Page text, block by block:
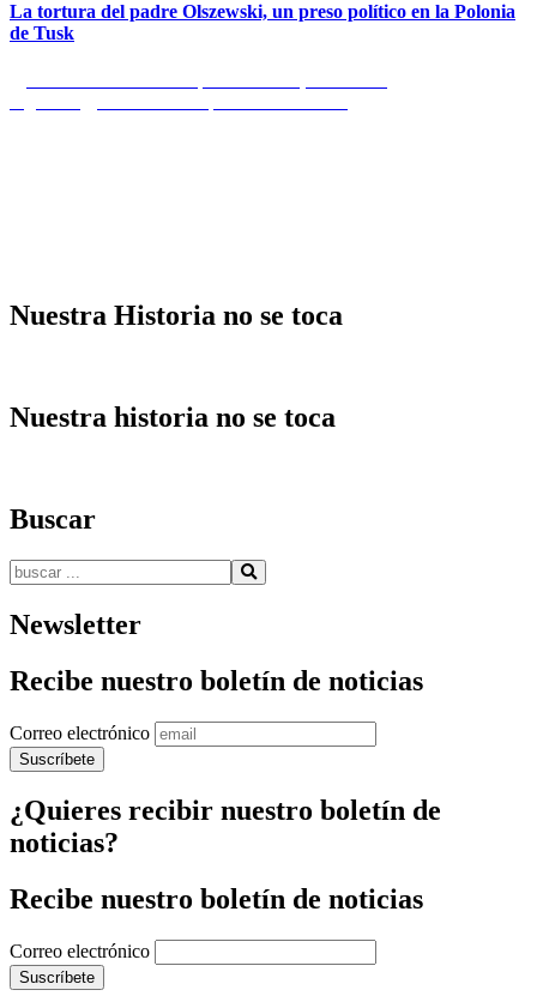
La tortura del padre Olszewski, un preso político en la Polonia
de Tusk
Navegación
de
Nuestra Historia no se toca
Nuestra historia no se toca
Buscar
Buscar:
Newsletter
Recibe nuestro boletín de noticias
Correo electrónico
¿Quieres recibir nuestro boletín de
noticias?
Recibe nuestro boletín de noticias
Correo electrónico